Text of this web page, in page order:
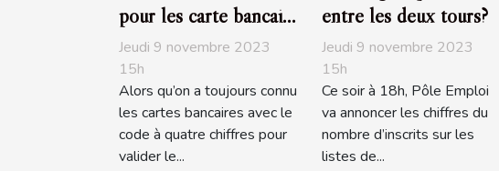
pour les carte bancaire
?
Jeudi 9 novembre 2023
15h
Alors qu’on a toujours connu
les cartes bancaires avec le
code à quatre chiffres pour
valider le...
entre les deux tours?
Jeudi 9 novembre 2023
15h
Ce soir à 18h, Pôle Emploi
va annoncer les chiffres du
nombre d’inscrits sur les
listes de...